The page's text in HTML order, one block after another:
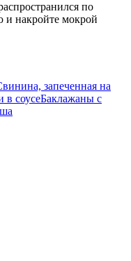
по
и накройте мокрой
запеченная на
в соусеБаклажаны с